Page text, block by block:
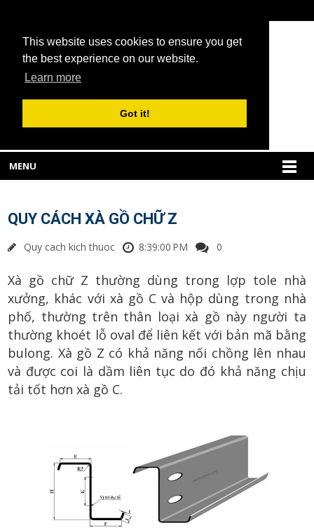
This website uses cookies to ensure you get
the best experience on our website.
Learn more
Got it!
MENU
QUY CÁCH XÀ GỒ CHỮ Z
Quy cach kich thuoc 8:39:00 PM 0
Xà gồ chữ Z thường dùng trong lợp tole nhà
xưởng, khác với xà gồ C và hộp dùng trong nhà
phố, thường trên thân loại xà gồ này người ta
thường khoét lỗ oval để liên kết với bản mã bằng
bulong. Xà gồ Z có khả năng nối chồng lên nhau
và được coi là dầm liên tục do đó khả năng chịu
tải tốt hơn xà gồ C.